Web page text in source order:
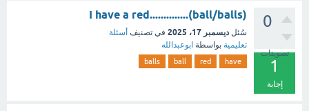
0
تصويتات
1
إجابة
I have a red..............(ball/balls)
سُئل ديسمبر 17، 2025 في تصنيف أسئلة
تعليمية بواسطة ابوعبدالله
have
red
ball
balls